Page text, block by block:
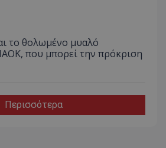
το θολωμένο μυαλό
που μπορεί την πρόκριση
Περισσότερα